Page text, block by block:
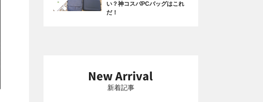
い？神コスパPCバッグはこれ
だ！
新着記事